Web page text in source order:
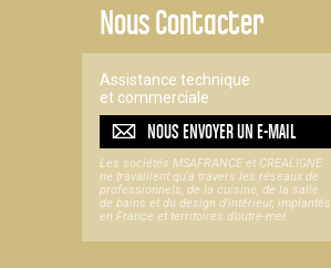
Nous Contacter
Assistance technique
et commerciale
NOUS ENVOYER UNE-MAIL
Les sociétés MSAFRANCE et CREALIGNE
ne travaillent qu'à travers les réseaux de
professionnels, de la cuisine, de la salle
de bains et du design d'intérieur, implantés
en France et territoires d’outre-mer.